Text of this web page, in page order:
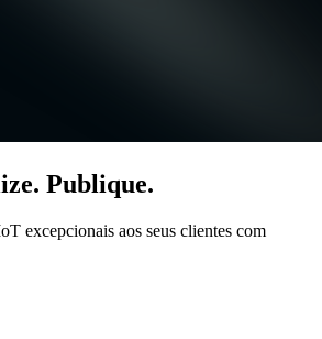
Publique.
excepcionais aos seus clientes com